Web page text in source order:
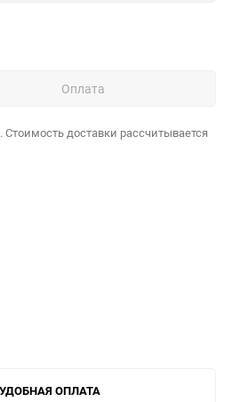
Оплата
доставки рассчитывается
УДОБНАЯ ОПЛАТА